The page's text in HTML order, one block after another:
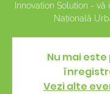
Innovation Solution - vă
Națională
Nu mai
Vezi alte